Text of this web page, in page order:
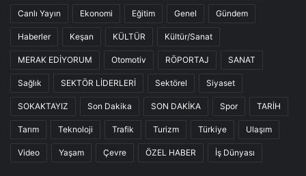
Canlı Yayın Ekonomi Eğitim Genel Gündem
Haberler Keşan KÜLTÜR Kültür/Sanat
MERAK EDİYORUM Otomotiv RÖPORTAJ SANAT
Sağlık SEKTÖR LİDERLERİ Sektörel Siyaset
SOKAKTAYIZ Son Dakika SON DAKİKA Spor TARİH
Tarım Teknoloji Trafik Turizm Türkiye Ulaşım
Video Yaşam Çevre ÖZEL HABER İş Dünyası